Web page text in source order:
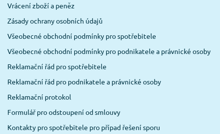
Vrácení zboží a peněz
Zásady ochrany osobních údajů
Všeobecné obchodní podmínky pro spotřebitele
Všeobecné obchodní podmínky pro podnikatele a právnické osoby
Reklamační řád pro spotřebitele
Reklamační řád pro podnikatele a právnické osoby
Reklamační protokol
Formulář pro odstoupení od smlouvy
Kontakty pro spotřebitele pro případ řešení sporu